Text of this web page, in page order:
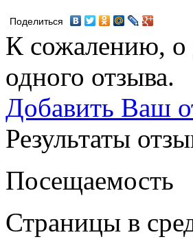
Поделиться
К сожалению, о
одного отзыва.
Добавить Ваш
Результаты
Посещаемость
Страницы в